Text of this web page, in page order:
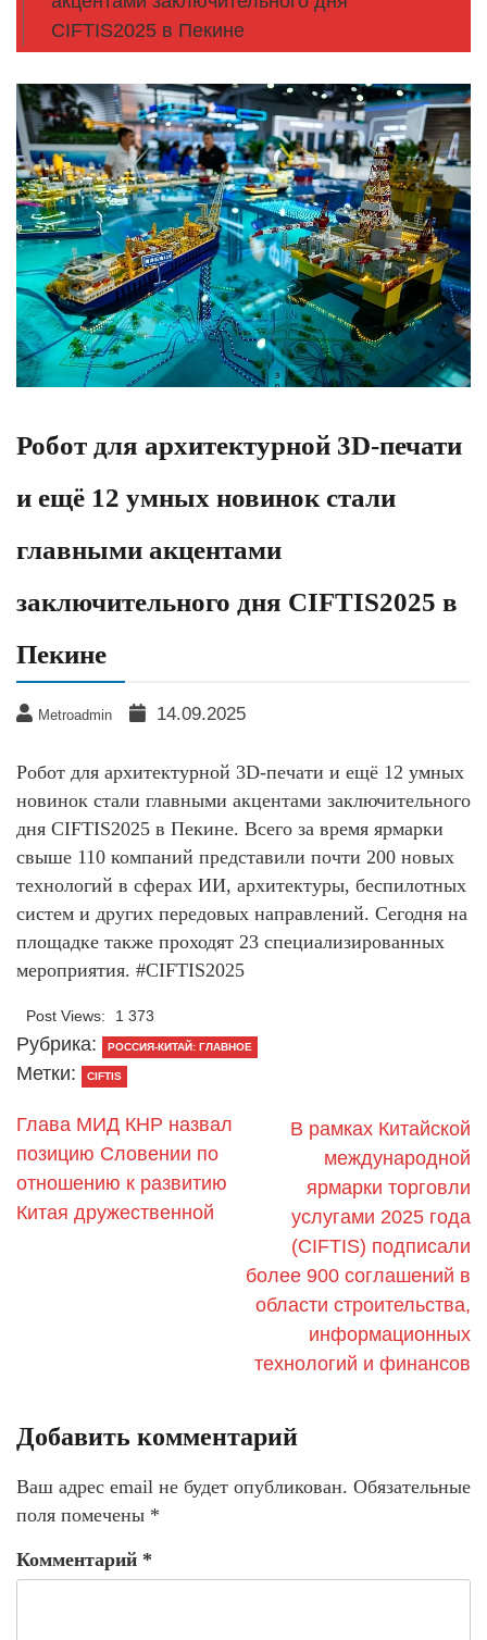
CIFTIS2025 в Пекине
Робот для архитектурной 3D-печати
и ещё 12 умных новинок стали
главными акцентами
заключительного дня CIFTIS2025 в
Пекине
Metroadmin 14.09.2025
Робот для архитектурной 3D-печати и ещё 12 умных
новинок стали главными акцентами заключительного
дня CIFTIS2025 в Пекине. Всего за время ярмарки
свыше 110 компаний представили почти 200 новых
технологий в сферах ИИ, архитектуры, беспилотных
систем и других передовых направлений. Сегодня на
площадке также проходят 23 специализированных
мероприятия. #CIFTIS2025
Post Views: 1 373
Рубрика: РОССИЯ-КИТАЙ: ГЛАВНОЕ
Метки: CIFTIS
Глава МИД КНР назвал
позицию Словении по
отношению к развитию
Китая дружественной
В рамках Китайской
международной
ярмарки торговли
услугами 2025 года
(CIFTIS) подписали
более 900 соглашений в
области строительства,
информационных
технологий и финансов
Добавить комментарий
Ваш адрес email не будет опубликован. Обязательные
поля помечены *
Комментарий *